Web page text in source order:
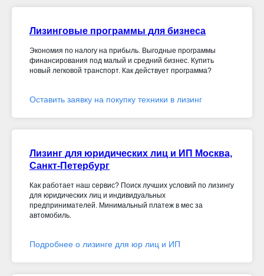
Лизинговые программы для бизнеса
Экономия по налогу на прибыль. Выгодные программы
финансирования под малый и средний бизнес. Купить
новый легковой транспорт. Как действует программа?
Оставить заявку на покупку техники в лизинг
Лизинг для юридических лиц и ИП Москва,
Санкт-Петербург
Как работает наш сервис? Поиск лучших условий по лизингу
для юридических лиц и индивидуальных
предпринимателей. Минимальный платеж в мес за
автомобиль.
Подробнее о лизинге для юр лиц и ИП